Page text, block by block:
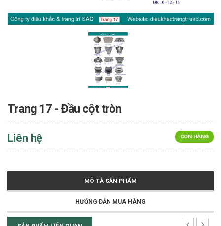
Trang 17 - Đầu cột tròn
CÒN HÀNG
Liên hệ
MÔ TẢ SẢN PHẨM
HƯỚNG DẪN MUA HÀNG